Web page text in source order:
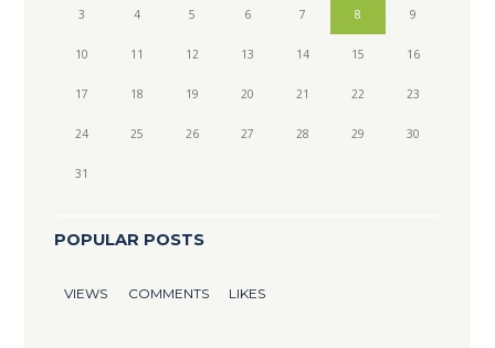
3 4 5 6 7 8 9
10 11 12 13 14 15 16
17 18 19 20 21 22 23
24 25 26 27 28 29 30
31
POPULAR POSTS
VIEWS COMMENTS LIKES